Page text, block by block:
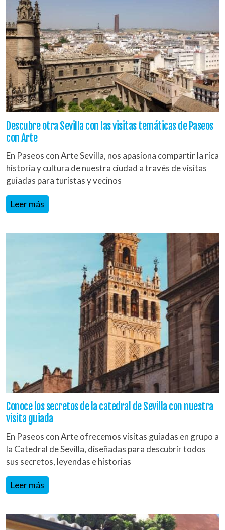
Descubre otra Sevilla con las visitas temáticas de Paseos
con Arte
En Paseos con Arte Sevilla, nos apasiona compartir la rica
historia y cultura de nuestra ciudad a través de visitas
guiadas para turistas y vecinos
Leer más
Conoce los secretos de la catedral de Sevilla con nuestra
visita guiada
En Paseos con Arte ofrecemos visitas guiadas en grupo a
la Catedral de Sevilla, diseñadas para descubrir todos
sus secretos, leyendas e historias
Leer más